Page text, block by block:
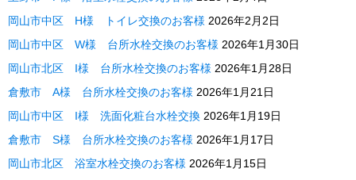
岡山市中区 H様 トイレ交換のお客様 2026年2月2日
岡山市中区 W様 台所水栓交換のお客様 2026年1月30日
岡山市北区 I様 台所水栓交換のお客様 2026年1月28日
倉敷市 A様 台所水栓交換のお客様 2026年1月21日
岡山市中区 I様 洗面化粧台水栓交換 2026年1月19日
倉敷市 S様 台所水栓交換のお客様 2026年1月17日
岡山市北区 浴室水栓交換のお客様 2026年1月15日